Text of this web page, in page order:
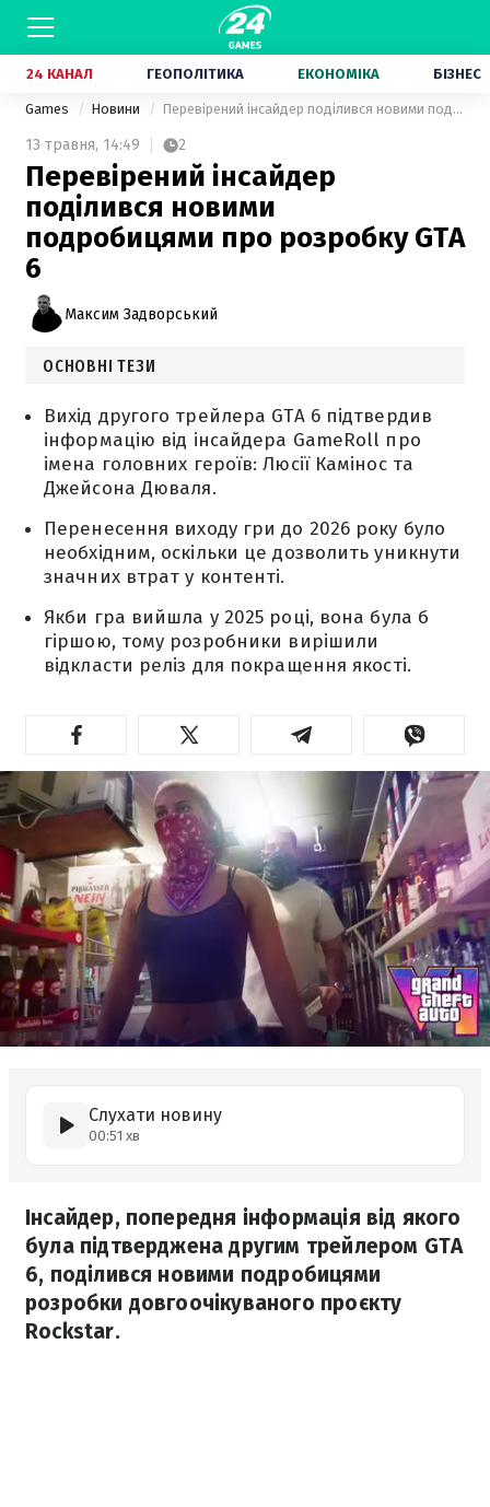
24 КАНАЛ ГЕОПОЛІТИКА ЕКОНОМІКА БІЗНЕС
Games Новини Перевірений інсайдер поділився новими подробицями про розробку GTA 6
13 травня, 14:49 2
Перевірений інсайдер
поділився новими
подробицями про розробку GTA
6
Максим Задворський
ОСНОВНІ ТЕЗИ
Вихід другого трейлера GTA 6 підтвердив
інформацію від інсайдера GameRoll про
імена головних героїв: Люсії Камінос та
Джейсона Дюваля.
Перенесення виходу гри до 2026 року було
необхідним, оскільки це дозволить уникнути
значних втрат у контенті.
Якби гра вийшла у 2025 році, вона була б
гіршою, тому розробники вирішили
відкласти реліз для покращення якості.
Слухати новину
00:51 хв
Інсайдер, попередня інформація від якого
була підтверджена другим трейлером GTA
6, поділився новими подробицями
розробки довгоочікуваного проєкту
Rockstar.